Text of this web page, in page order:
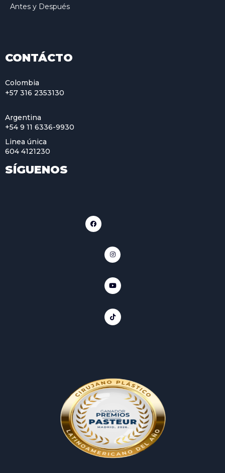
Antes y Después
CONTÁCTO
Colombia
+57 316 2353130
Argentina
+54 9 11 6336-9930
Linea única
604 4121230
SÍGUENOS